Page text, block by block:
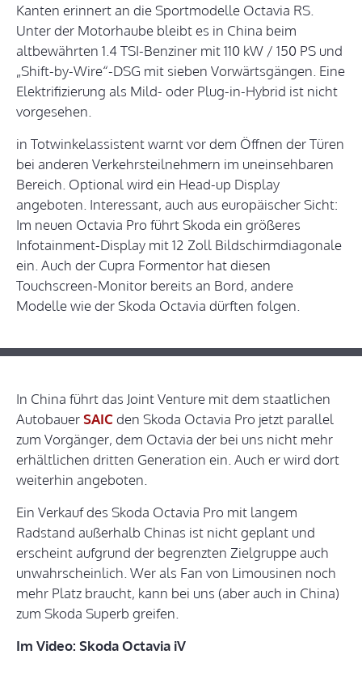
Kanten erinnert an die Sportmodelle Octavia RS.
Unter der Motorhaube bleibt es in China beim
altbewährten 1.4 TSI-Benziner mit 110 kW / 150 PS und
„Shift-by-Wire“-DSG mit sieben Vorwärtsgängen. Eine
Elektrifizierung als Mild- oder Plug-in-Hybrid ist nicht
vorgesehen.
in Totwinkelassistent warnt vor dem Öffnen der Türen
bei anderen Verkehrsteilnehmern im uneinsehbaren
Bereich. Optional wird ein Head-up Display
angeboten. Interessant, auch aus europäischer Sicht:
Im neuen Octavia Pro führt Skoda ein größeres
Infotainment-Display mit 12 Zoll Bildschirmdiagonale
ein. Auch der Cupra Formentor hat diesen
Touchscreen-Monitor bereits an Bord, andere
Modelle wie der Skoda Octavia dürften folgen.
In China führt das Joint Venture mit dem staatlichen
AutobauerSAICden Skoda Octavia Pro jetzt parallel
zum Vorgänger, dem Octavia der bei uns nicht mehr
erhältlichen dritten Generation ein. Auch er wird dort
weiterhin angeboten.
Ein Verkauf des Skoda Octavia Pro mit langem
Radstand außerhalb Chinas ist nicht geplant und
erscheint aufgrund der begrenzten Zielgruppe auch
unwahrscheinlich. Wer als Fan von Limousinen noch
mehr Platz braucht, kann bei uns (aber auch in China)
zum Skoda Superb greifen.
Im Video: Skoda Octavia iV